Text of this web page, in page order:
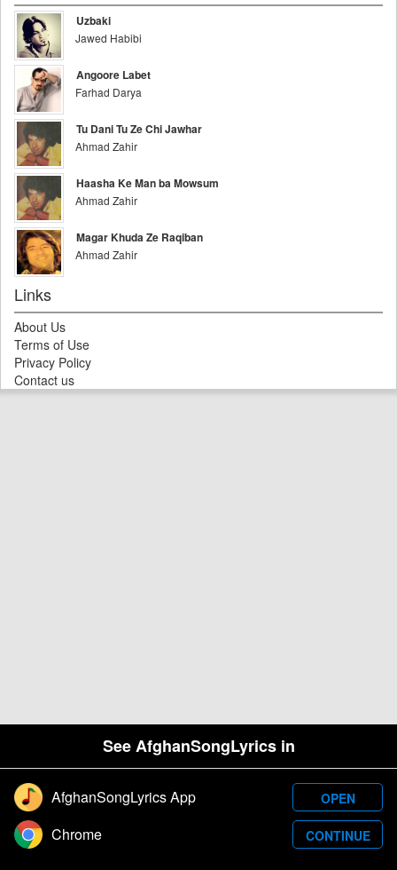
See AfghanSongLyrics in
AfghanSongLyrics App OPEN
Chrome CONTINUE
Uzbaki
Jawed Habibi
Angoore Labet
Farhad Darya
Tu Dani Tu Ze Chi Jawhar
Ahmad Zahir
Haasha Ke Man ba Mowsum
Ahmad Zahir
Magar Khuda Ze Raqiban
Ahmad Zahir
Links
About Us
Terms of Use
Privacy Policy
Contact us
Designed and developed by Samim Wafa. Â© 2026